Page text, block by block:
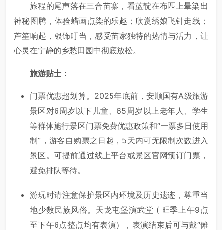
旅程的尾声落在三合‌苗寨‌，看蓝靛在布匹上晕染出‌
神秘图腾‌，体验‌蜡画点染的乐趣‌；欣赏绣娘飞针走线‌；
芦笙响起，银饰叮当，感受苗家独特的热情与活力，让
心灵在宁静的乡愁田园‌中彻底放松。
旅游贴士：
门票优惠超划算。2025年底前，安顺国有A级旅游
景区对6周岁以下儿童、65周岁以上老年人、学生
等群体施行景区门票免费优惠政策和“一票多日使用
制”，游客自购票之日起，5天内可无限制次数进入
景区。可提前通过线上平台或景区官网预订门票，
避免排队等待。
游玩时请注意保护景区内环境及历史遗迹，尊重当
地少数民族风俗。天龙屯堡演武堂 ( 旺季上午9点
至下午6点整点均有表演），表演结束后可与戴“傩